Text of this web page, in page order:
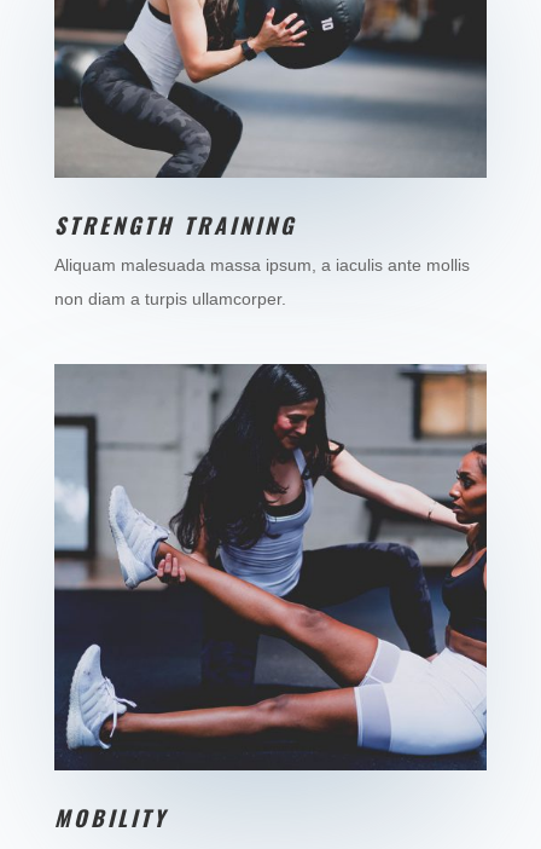
STRENGTH TRAINING
Aliquam malesuada massa ipsum, a iaculis ante mollis
non diam a turpis ullamcorper.
MOBILITY